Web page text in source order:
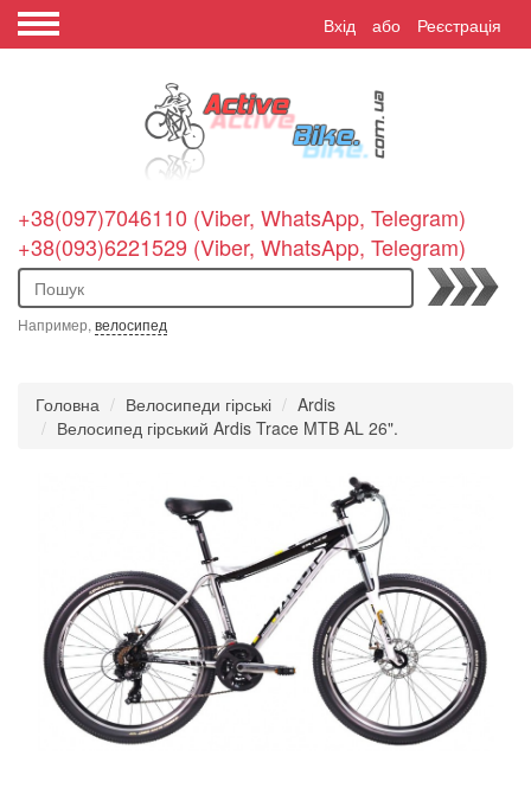
Вхід або Реєстрація
+38(097)7046110 (Viber, WhatsApp, Telegram)
+38(093)6221529 (Viber, WhatsApp, Telegram)
Пошук
Например, велосипед
Головна Велосипеди гірські
Ardis
Велосипед гірський Ardis Trace MTB AL 26".